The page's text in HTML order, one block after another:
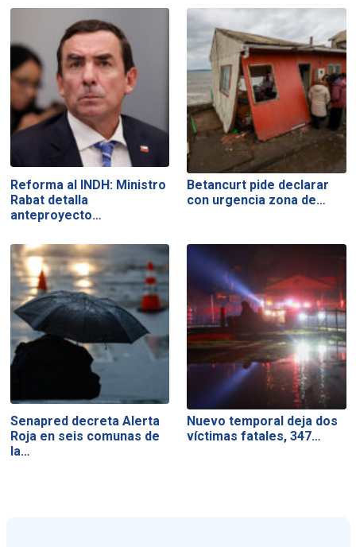
Reforma al INDH: Ministro
Rabat detalla
anteproyecto…
Betancurt pide declarar
con urgencia zona de…
Senapred decreta Alerta
Roja en seis comunas de
la…
Nuevo temporal deja dos
víctimas fatales, 347…